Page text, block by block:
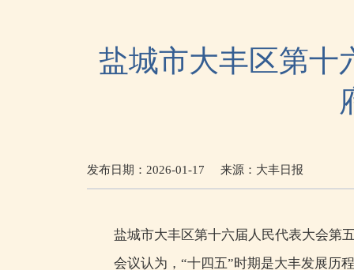
盐城市大丰区第十
发布日期：2026-01-17 来源： 大丰日报
盐城市大丰区第十六届人民代表大会第
会议认为，“十四五”时期是大丰发展历